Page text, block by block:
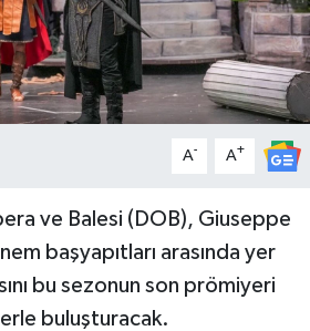
A- A+
ve Balesi (DOB), Giuseppe
başyapıtları arasında yer
bu sezonun son prömiyeri
buluşturacak.